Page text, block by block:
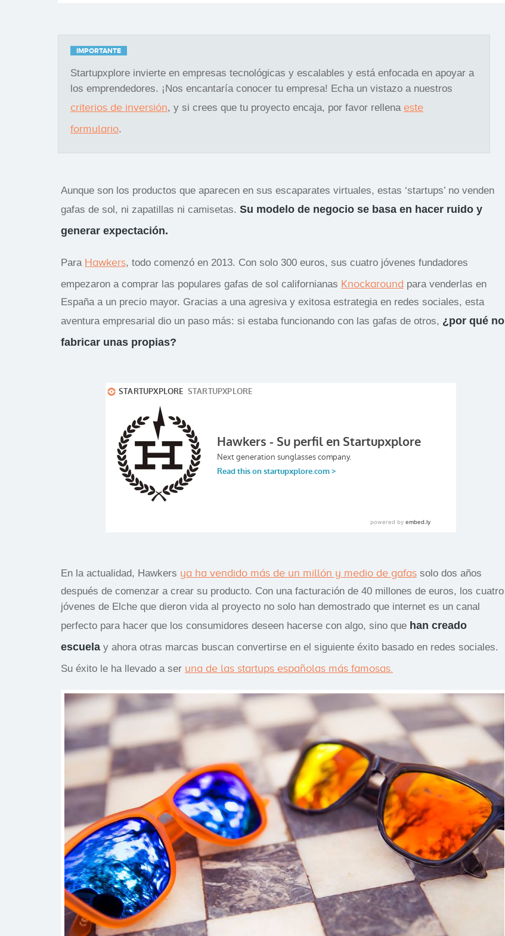
IMPORTANTE
Startupxplore invierte en empresas tecnológicas y escalables y está enfocada en apoyar a
los emprendedores. ¡Nos encantaría conocer tu empresa! Echa un vistazo a nuestros
criterios de inversión, y si crees que tu proyecto encaja, por favor rellena este
formulario.
Aunque son los productos que aparecen en sus escaparates virtuales, estas ‘startups’ no venden
gafas de sol, ni zapatillas ni camisetas. Su modelo de negocio se basa en hacer ruido y
generar expectación.
Para Hawkers, todo comenzó en 2013. Con solo 300 euros, sus cuatro jóvenes fundadores
empezaron a comprar las populares gafas de sol californianas Knockaround para venderlas en
España a un precio mayor. Gracias a una agresiva y exitosa estrategia en redes sociales, esta
aventura empresarial dio un paso más: si estaba funcionando con las gafas de otros, ¿por qué no
fabricar unas propias?
En la actualidad, Hawkers ya ha vendido más de un millón y medio de gafas solo dos años
después de comenzar a crear su producto. Con una facturación de 40 millones de euros, los cuatro
jóvenes de Elche que dieron vida al proyecto no solo han demostrado que internet es un canal
perfecto para hacer que los consumidores deseen hacerse con algo, sino que han creado
escuela y ahora otras marcas buscan convertirse en el siguiente éxito basado en redes sociales.
Su éxito le ha llevado a ser una de las startups españolas más famosas.